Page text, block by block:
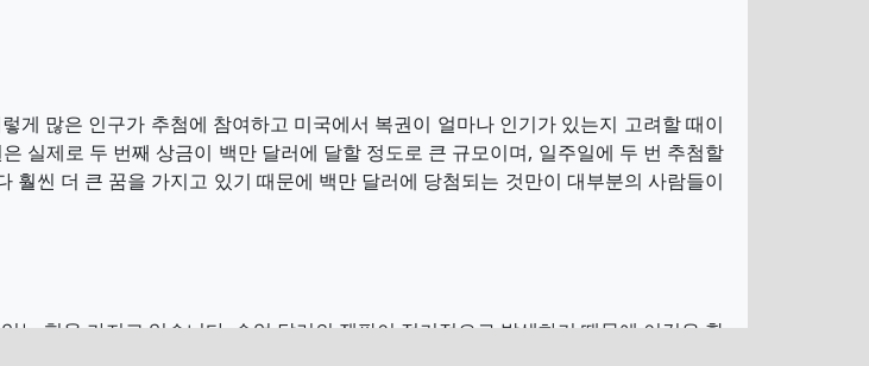
게 많은 인구가 추첨에 참여하고 미국에서 복권이 얼마나 인기가 있는지 고려할 때이
실제로 두 번째 상금이 백만 달러에 달할 정도로 큰 규모이며, 일주일에 두 번 추첨할
씬 더 큰 꿈을 가지고 있기 때문에 백만 달러에 당첨되는 것만이 대부분의 사람들이
는 힘을 가지고 있습니다. 수억 달러의 잭팟이 정기적으로 발생하기 때문에 이것은 확